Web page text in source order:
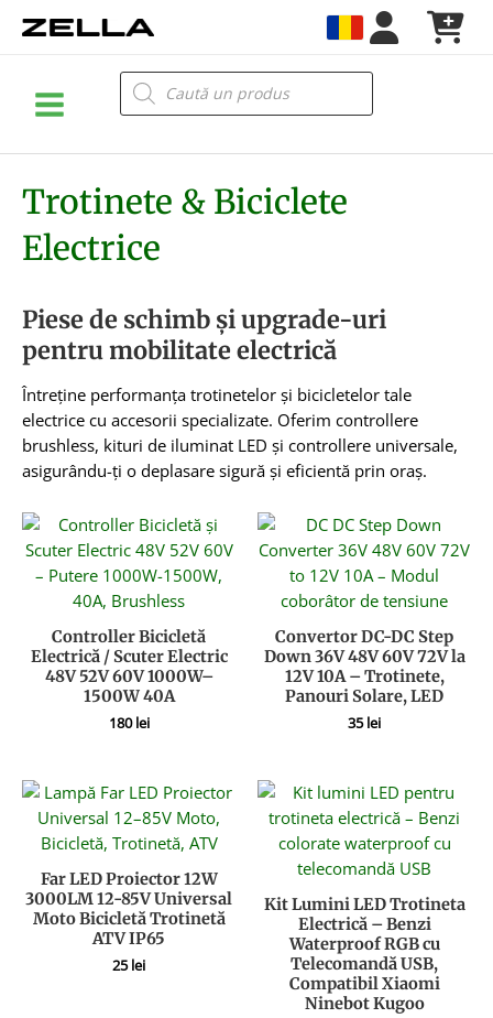
Menu
Products
search
Trotinete & Biciclete
Electrice
Piese de schimb și upgrade-uri
pentru mobilitate electrică
Întreține performanța trotinetelor și bicicletelor tale
electrice cu accesorii specializate. Oferim controllere
brushless, kituri de iluminat LED și controllere universale,
asigurându-ți o deplasare sigură și eficientă prin oraș.
Controller Bicicletă
Electrică / Scuter Electric
48V 52V 60V 1000W–
1500W 40A
180lei
Convertor DC-DC Step
Down 36V 48V 60V 72V la
12V 10A – Trotinete,
Panouri Solare, LED
35lei
Far LED Proiector 12W
3000LM 12-85V Universal
Moto Bicicletă Trotinetă
ATV IP65
25lei
Kit Lumini LED Trotineta
Electrică – Benzi
Waterproof RGB cu
Telecomandă USB,
Compatibil Xiaomi
Ninebot Kugoo